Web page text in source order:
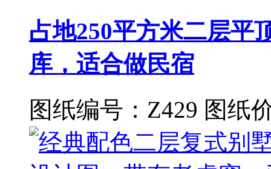
占地250平方米二层平
库，适合做民宿
图纸编号：Z429 图纸